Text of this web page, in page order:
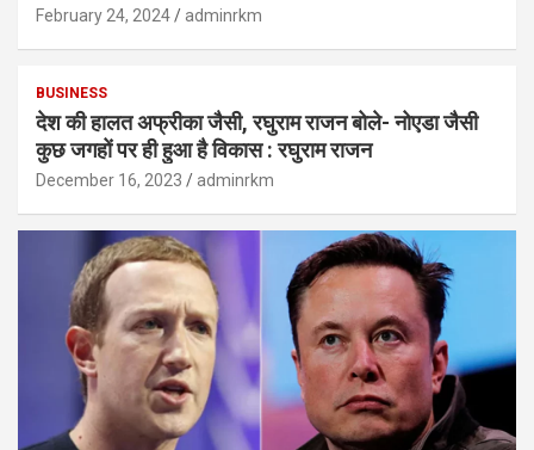
February 24, 2024 adminrkm
BUSINESS
देश की हालत अफ्रीका जैसी, रघुराम राजन बोले- नोएडा जैसी
कुछ जगहों पर ही हुआ है विकास : रघुराम राजन
December 16, 2023 adminrkm